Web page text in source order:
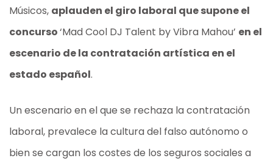
Músicos, aplauden el giro laboral que supone el
concurso‘Mad Cool DJ Talent by Vibra Mahou’ en el
escenario de la contratación artística en el
estado español.
Un escenario en el que se rechaza la contratación
laboral, prevalece la cultura del falso autónomo o
bien se cargan los costes de los seguros sociales a